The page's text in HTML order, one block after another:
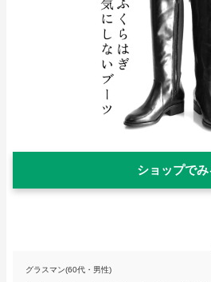
ショップでみ
グラスマン(60代・男性)